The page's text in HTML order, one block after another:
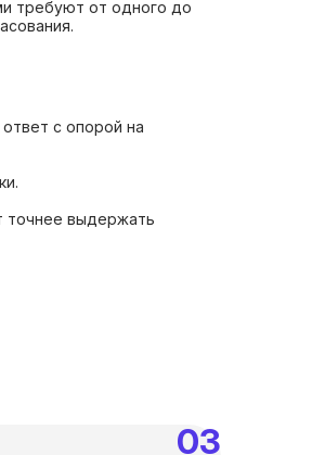
требуют от одного до
с опорой на
точнее выдержать